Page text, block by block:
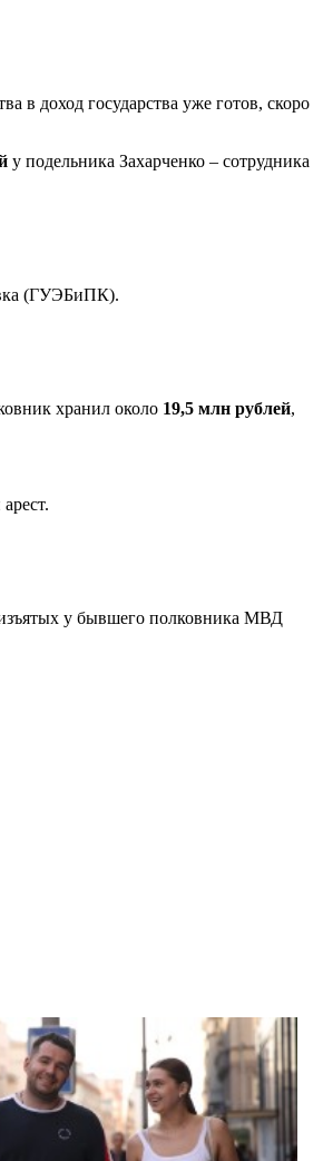
в доход государства уже готов, скоро
у подельника Захарченко – сотрудника
(ГУЭБиПК).
хранил около 19,5 млн рублей,
у бывшего полковника МВД